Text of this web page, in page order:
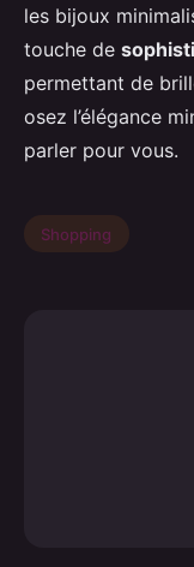
les bijoux
touche de
permettant de
osez l’élégance
parler pour vous.
Shopping